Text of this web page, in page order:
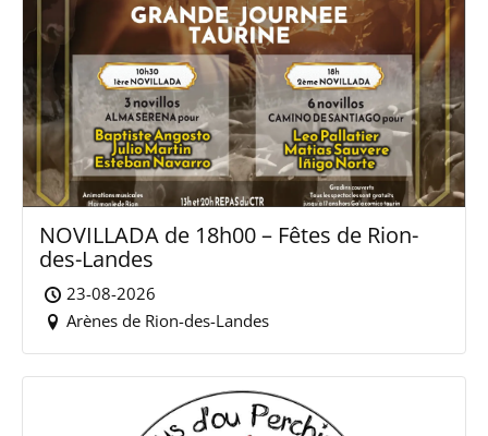
NOVILLADA de 18h00 – Fêtes de Rion-
des-Landes
23-08-2026
Arènes de Rion-des-Landes